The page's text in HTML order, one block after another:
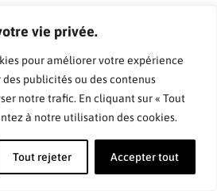
vie privée.
pour améliorer votre expérience
publicités ou des contenus
notre trafic. En cliquant sur « Tout
à notre utilisation des cookies.
Tout rejeter Accepter tout